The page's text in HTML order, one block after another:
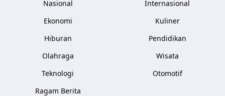
Nasional
Ekonomi
Hiburan
Olahraga
Teknologi
Ragam Berita
Internasional
Kuliner
Pendidikan
Wisata
Otomotif